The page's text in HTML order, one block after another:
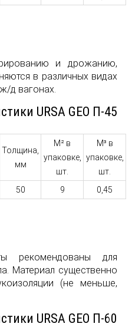
и дрожанию,
в различных видах
д вагонах.
URSA GEO П-45
Толщина,
мм
М² в
упаковке,
шт.
М³ в
упаковке,
шт.
50 9 0,45
рекомендованы для
Материал существенно
(не меньше,
URSA GEO П-60